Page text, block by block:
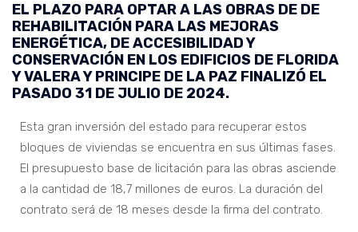
EL PLAZO PARA OPTAR A LAS OBRAS DE DE
REHABILITACIÓN PARA LAS MEJORAS
ENERGÉTICA, DE ACCESIBILIDAD Y
CONSERVACIÓN EN LOS EDIFICIOS DE FLORIDA
Y VALERA Y PRINCIPE DE LA PAZ FINALIZÓ EL
PASADO 31 DE JULIO DE 2024.
Esta gran inversión del estado para recuperar estos
bloques de viviendas se encuentra en sus últimas fases.
El presupuesto base de licitación para las obras asciende
a la cantidad de 18,7 millones de euros. La duración del
contrato será de 18 meses desde la firma del contrato.